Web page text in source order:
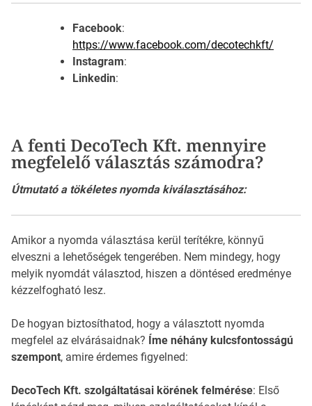
Facebook:
https://www.facebook.com/decotechkft/
Instagram:
Linkedin:
A fenti DecoTech Kft. mennyire
megfelelő választás számodra?
Útmutató a tökéletes nyomda kiválasztásához:
Amikor a nyomda választása kerül terítékre, könnyű
elveszni a lehetőségek tengerében. Nem mindegy, hogy
melyik nyomdát választod, hiszen a döntésed eredménye
kézzelfogható lesz.
De hogyan biztosíthatod, hogy a választott nyomda
megfelel az elvárásaidnak? Íme néhány kulcsfontosságú
szempont, amire érdemes figyelned:
DecoTech Kft. szolgáltatásai körének felmérése: Első